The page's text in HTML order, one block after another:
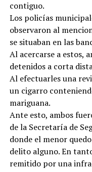
contiguo.
Los policías
observaron al
se situaban en las
Al acercarse a estos,
detenidos a corta
Al efectuarles una
un cigarro
mariguana.
Ante esto, ambos
de la Secretaría de
donde el menor
delito alguno. En
remitido por una